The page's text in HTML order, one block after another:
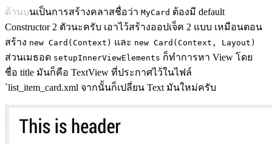
ด้านบนเป็นการสร้างคลาสชื่อว่า MyCard ต้องมี default
Constructor 2 ตัวนะครับ เอาไว้สร้างออปเจ็ค 2 แบบ เหมือนตอน
สร้าง new Card(Context) และ new Card(Context, Layout)
ส่วนเมธอด setupInnerViewElements ก็ทำการหา View โดย
ชื่อ title มันก็คือ TextView ที่ประกาศไว้ในไฟล์
`list_item_card.xml จากนั้นก็เปลี่ยน Text มันใหม่ครับ